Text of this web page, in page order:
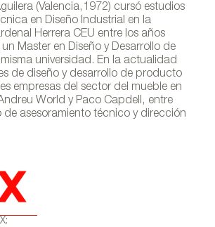
(Valencia,1972) cursó estudios
en Diseño Industrial en la
Herrera CEU entre los años
un Master en Diseño y Desarrollo de
universidad. En la actualidad
de diseño y desarrollo de producto
empresas del sector del mueble en
World y Paco Capdell, entre
de asesoramiento técnico y dirección